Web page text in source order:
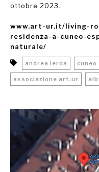
ottobre 2023.
www.art-ur.it/living-
residenza-a-cuneo-
naturale/
andrea lerda cuneo
associazione art.ur